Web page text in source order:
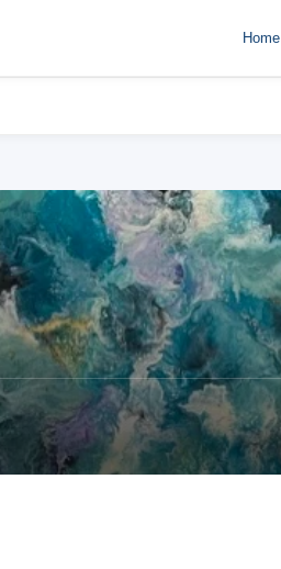
Home